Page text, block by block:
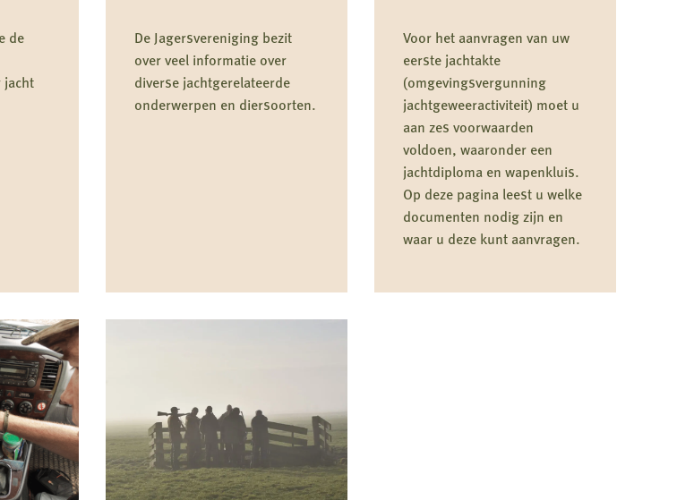
de
jacht
De Jagersvereniging bezit
over veel informatie over
diverse jachtgerelateerde
onderwerpen en diersoorten.
Voor het aanvragen van uw
eerste jachtakte
(omgevingsvergunning
jachtgeweeractiviteit) moet u
aan zes voorwaarden
voldoen, waaronder een
jachtdiploma en wapenkluis.
Op deze pagina leest u welke
documenten nodig zijn en
waar u deze kunt aanvragen.